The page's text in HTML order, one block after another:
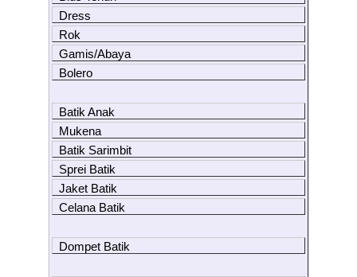
Dress
Rok
Gamis/Abaya
Bolero
Batik Anak
Mukena
Batik Sarimbit
Sprei Batik
Jaket Batik
Celana Batik
Dompet Batik